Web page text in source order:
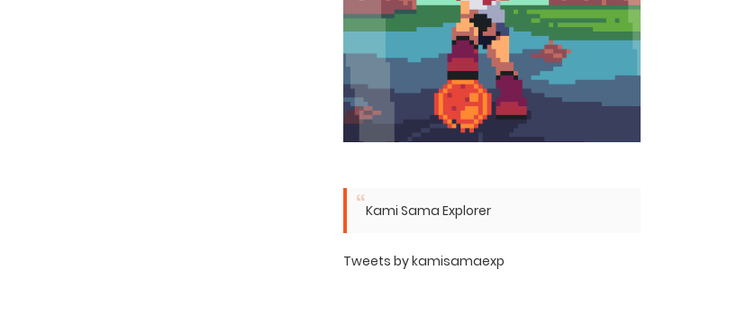
Kami Sama Explorer
Tweets by kamisamaexp